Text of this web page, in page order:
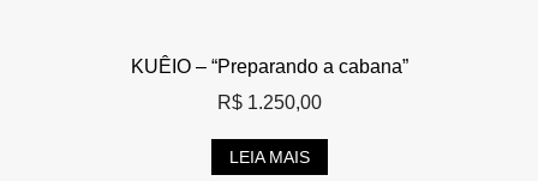
KUÊIO – “Preparando a cabana”
R$1.250,00
LEIA MAIS